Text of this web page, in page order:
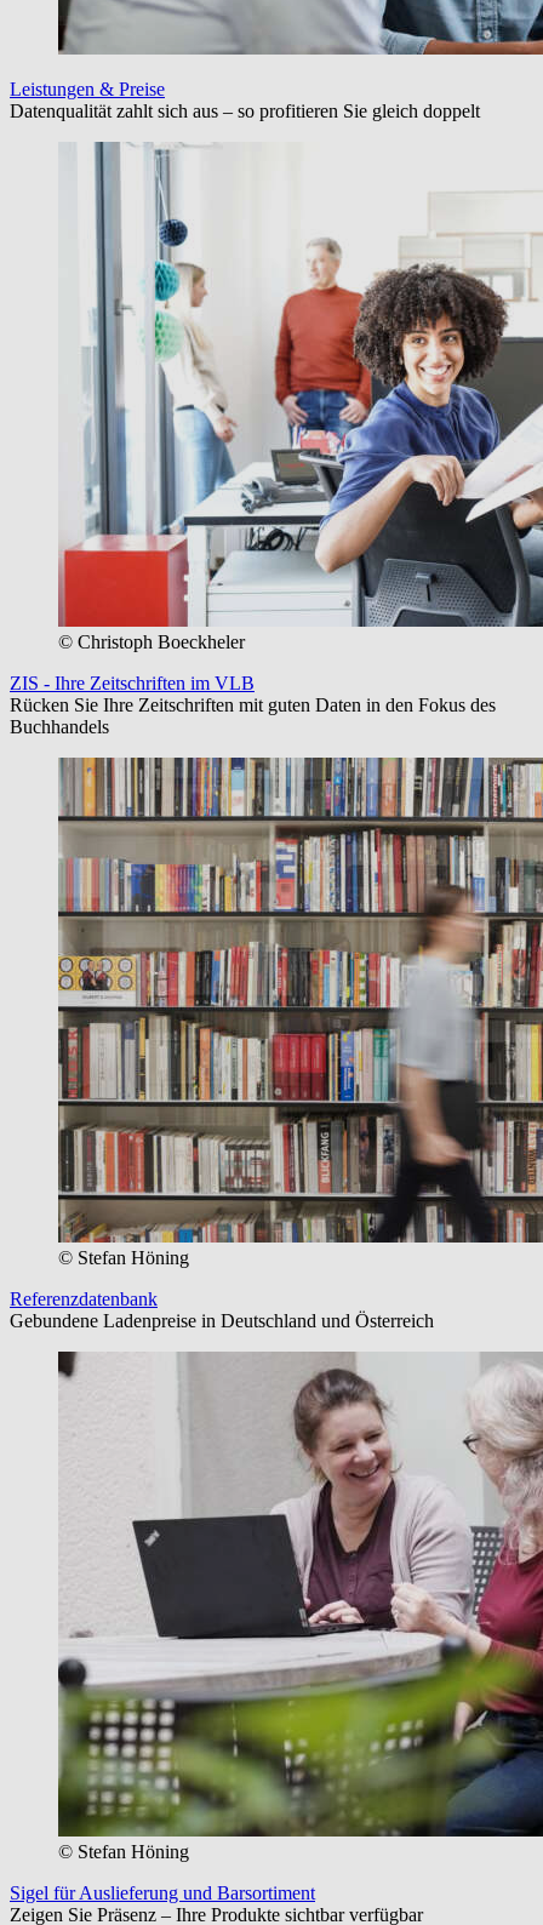
Leistungen & Preise
Datenqualität zahlt sich aus – so profitieren Sie gleich doppelt
© Christoph Boeckheler
ZIS - Ihre Zeitschriften im VLB
Rücken Sie Ihre Zeitschriften mit guten Daten in den Fokus des
Buchhandels
© Stefan Höning
Referenzdatenbank
Gebundene Ladenpreise in Deutschland und Österreich
© Stefan Höning
Sigel für Auslieferung und Barsortiment
Zeigen Sie Präsenz – Ihre Produkte sichtbar verfügbar